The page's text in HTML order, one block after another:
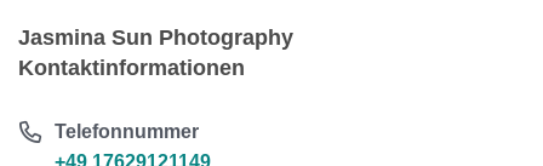
Jasmina Sun Photography
Kontaktinformationen
Telefonnummer
+49 17629121149